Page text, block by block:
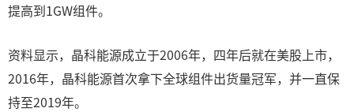
提高到1GW组件。
资料显示，晶科能源成立于2006年，四年后就在美股上市，
2016年，晶科能源首次拿下全球组件出货量冠军，并一直保
持至2019年。